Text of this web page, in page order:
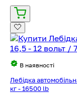
В наявності
Лебідка
кг - 16500 lb